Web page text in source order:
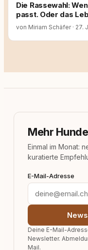
Die Rassewahl:
passt. Oder das
von Miriam Schäfer · 27.
Mehr
Einmal im Monat:
kuratierte
E-Mail-Adresse
Deine E-Mail-
Newsletter.
Mail.